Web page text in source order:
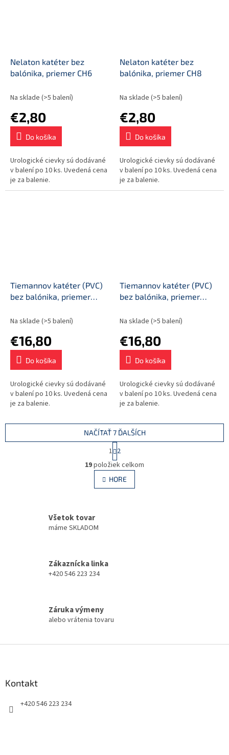
Nelaton katéter bez
balónika, priemer CH6
Na sklade (>5 balení)
€2,80
Do košíka
Urologické cievky sú dodávané
v balení po 10 ks. Uvedená cena
je za balenie.
Nelaton katéter bez
balónika, priemer CH8
Na sklade (>5 balení)
€2,80
Do košíka
Urologické cievky sú dodávané
v balení po 10 ks. Uvedená cena
je za balenie.
Tiemannov katéter (PVC)
bez balónika, priemer
Na sklade (>5 balení)
€16,80
Do košíka
Urologické cievky sú dodávané
v balení po 10 ks. Uvedená cena
je za balenie.
Tiemannov katéter (PVC)
bez balónika, priemer
Na sklade (>5 balení)
€16,80
Do košíka
Urologické cievky sú dodávané
v balení po 10 ks. Uvedená cena
je za balenie.
O
v
l
á
u
NAČÍTAŤ 7 ĎALŠÍCH
t
r
á
n
k
1 2
19položiek celkom
HORE
Všetok tovar
máme SKLADOM
Zákaznícka linka
+420 546 223 234
Záruka výmeny
alebo vrátenia tovaru
Kontakt
+420 546 223 234